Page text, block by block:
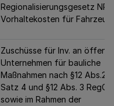
Regionalisierungsgesetz
Vorhaltekosten für
Zuschüsse für Inv. an öffentl.
Unternehmen für bauliche
Maßnahmen nach §12 Abs.2
Satz 4 und §12 Abs. 3
sowie im Rahmen der